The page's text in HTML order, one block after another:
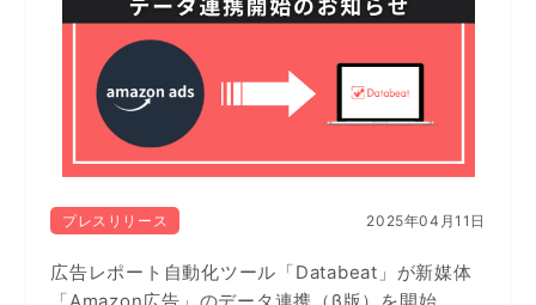
プレスリリース 2025年04月11日
広告レポート自動化ツール「Databeat」が新媒体